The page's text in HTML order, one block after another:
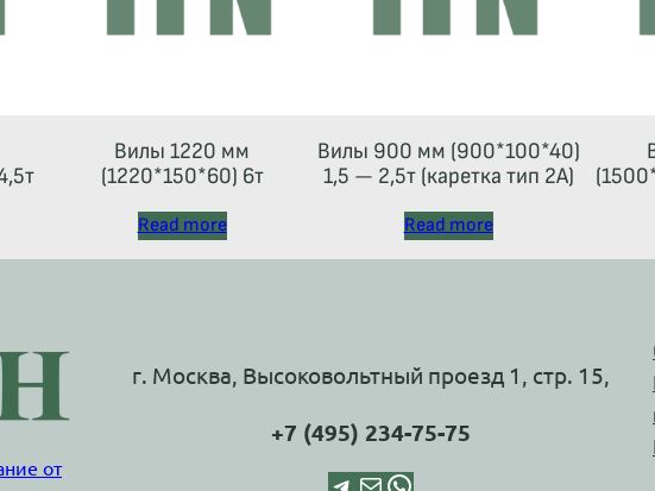
Вилы 1220 мм
(1220*150*60) 6т
Read more
Вилы 900 мм (900*100*40)
1,5 — 2,5т (каретка тип 2A)
Read more
от
г. Москва, Высоковольтный проезд 1, стр. 15,
+7 (495) 234-75-75